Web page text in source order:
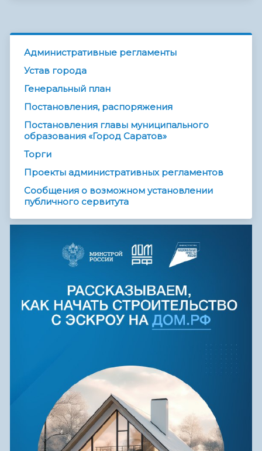
Административные регламенты
Устав города
Генеральный план
Постановления, распоряжения
Постановления главы муниципального
образования «Город Саратов»
Торги
Проекты административных регламентов
Сообщения о возможном установлении
публичного сервитута